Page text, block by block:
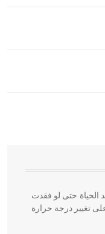
التي ارتبطت
خاصة، حيث يحرص
الحياة حتى لو فقدت
تغيير درجة حرارة